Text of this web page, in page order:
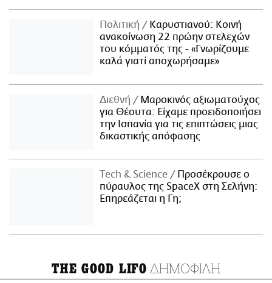
Πολιτική
Καρυστιανού: Κοινή
ανακοίνωση 22 πρώην στελεχών
του κόμματός της - «Γνωρίζουμε
καλά γιατί αποχωρήσαμε»
Διεθνή
Μαροκινός αξιωματούχος
για Θέουτα: Είχαμε προειδοποιήσει
την Ισπανία για τις επιπτώσεις μιας
δικαστικής απόφασης
Τech & Science
Προσέκρουσε ο
πύραυλος της SpaceX στη Σελήνη:
Επηρεάζεται η Γη;
THE GOOD LIFO ΔΗΜΟΦΙΛΗ